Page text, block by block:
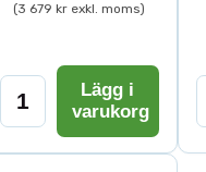
(3 679 kr exkl. moms)
Lägg i
varukorg